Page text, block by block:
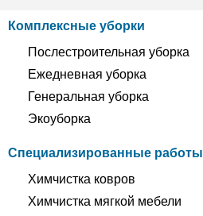
Комплексные уборки
Послестроительная уборка
Ежедневная уборка
Генеральная уборка
Экоуборка
Специализированные работы
Химчистка ковров
Химчистка мягкой мебели